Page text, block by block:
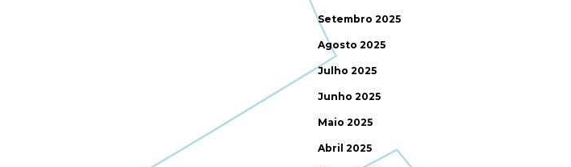
Setembro 2025
Agosto 2025
Julho 2025
Junho 2025
Maio 2025
Abril 2025